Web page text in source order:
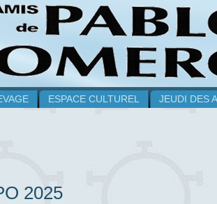
ESPACE CULTUREL JEUDI DES
2025